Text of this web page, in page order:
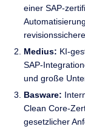
einer SAP-
Medius: KI-
SAP-
und große
Basware:
Clean Core-
gesetzlicher